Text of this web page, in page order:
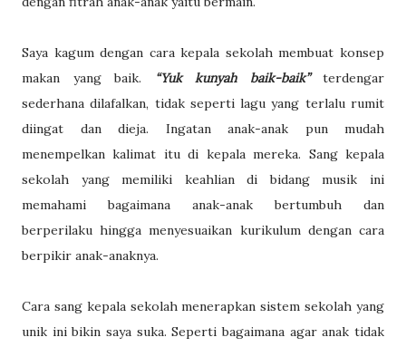
Saya kagum dengan cara kepala sekolah membuat konsep
makan yang baik.
“Yuk kunyah baik-baik”terdengar
sederhana dilafalkan, tidak seperti lagu yang terlalu rumit
diingat dan dieja. Ingatan anak-anak pun mudah
menempelkan kalimat itu di kepala mereka. Sang kepala
sekolah yang memiliki keahlian di bidang musik ini
memahami bagaimana anak-anak bertumbuh dan
berperilaku hingga menyesuaikan kurikulum dengan cara
berpikir anak-anaknya.
Cara sang kepala sekolah menerapkan sistem sekolah yang
unik ini bikin saya suka. Seperti bagaimana agar anak tidak